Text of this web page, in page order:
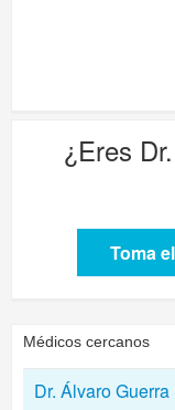
¿Eres
Toma
Médicos cercanos
Dr. Álvaro